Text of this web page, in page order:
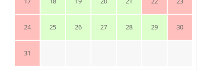
24 25 26 27 28 29 30
31